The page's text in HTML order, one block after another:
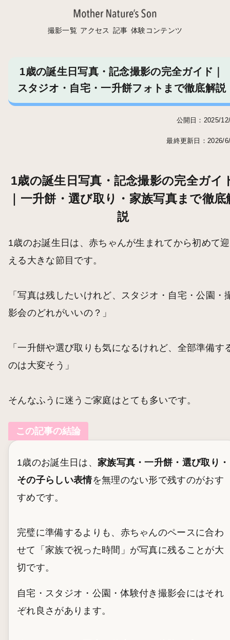
撮影一覧 アクセス 記事 体験コンテンツ
1歳の誕生日写真・記念撮影の完全ガイド｜
スタジオ・自宅・一升餅フォトまで徹底解説
公開日：2025/
最終更新日：2026/
1歳の誕生日写真・記念撮影の完全ガイ
｜一升餅・選び取り・家族写真まで徹底
説
1歳のお誕生日は、赤ちゃんが生まれてから初めて迎
える大きな節目です。
「写真は残したいけれど、スタジオ・自宅・公園・
影会のどれがいいの？」
「一升餅や選び取りも気になるけれど、全部準備す
のは大変そう」
そんなふうに迷うご家庭はとても多いです。
この記事の結論
1歳のお誕生日は、 家族写真・一升餅・選び取り・
その子らしい表情を無理のない形で残すのがおす
すめです。
完璧に準備するよりも、赤ちゃんのペースに合わ
せて「家族で祝った時間」が写真に残ることが大
切です。
自宅・スタジオ・公園・体験付き撮影会にはそれ
ぞれ良さがあります。